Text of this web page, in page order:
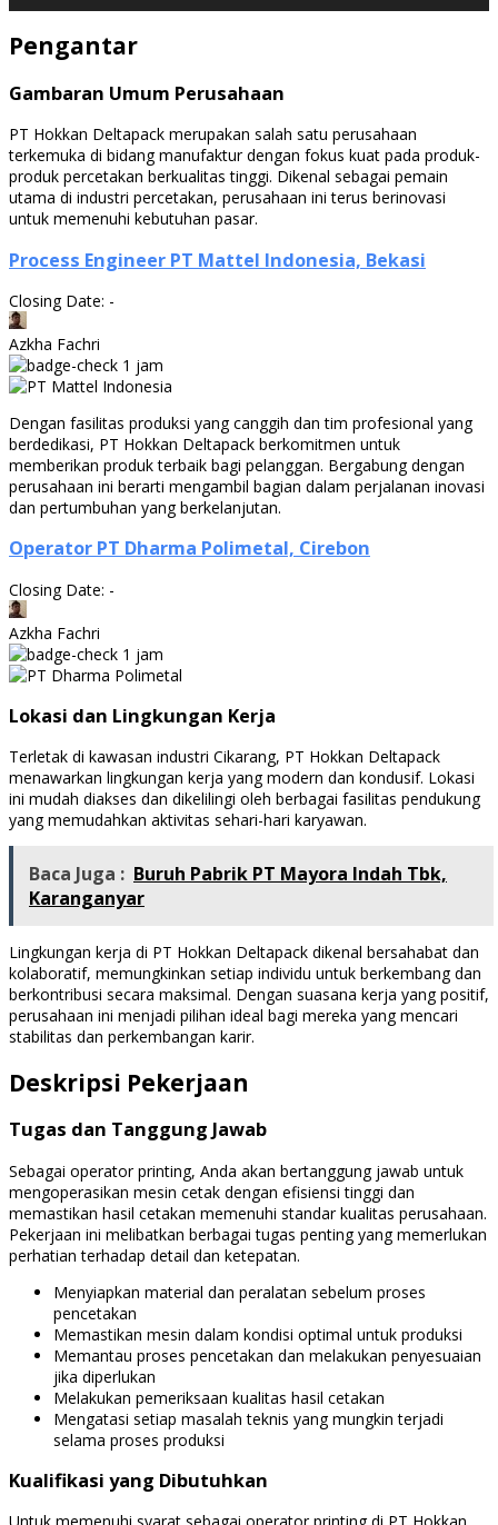
Pengantar
Gambaran Umum Perusahaan
PT Hokkan Deltapack merupakan salah satu perusahaan
terkemuka di bidang manufaktur dengan fokus kuat pada produk-
produk percetakan berkualitas tinggi. Dikenal sebagai pemain
utama di industri percetakan, perusahaan ini terus berinovasi
untuk memenuhi kebutuhan pasar.
Process Engineer PT Mattel Indonesia, Bekasi
Closing Date: -
Azkha Fachri
1 jam
Dengan fasilitas produksi yang canggih dan tim profesional yang
berdedikasi, PT Hokkan Deltapack berkomitmen untuk
memberikan produk terbaik bagi pelanggan. Bergabung dengan
perusahaan ini berarti mengambil bagian dalam perjalanan inovasi
dan pertumbuhan yang berkelanjutan.
Operator PT Dharma Polimetal, Cirebon
Closing Date: -
Azkha Fachri
1 jam
Lokasi dan Lingkungan Kerja
Terletak di kawasan industri Cikarang, PT Hokkan Deltapack
menawarkan lingkungan kerja yang modern dan kondusif. Lokasi
ini mudah diakses dan dikelilingi oleh berbagai fasilitas pendukung
yang memudahkan aktivitas sehari-hari karyawan.
Baca Juga : Buruh Pabrik PT Mayora Indah Tbk,
Karanganyar
Lingkungan kerja di PT Hokkan Deltapack dikenal bersahabat dan
kolaboratif, memungkinkan setiap individu untuk berkembang dan
berkontribusi secara maksimal. Dengan suasana kerja yang positif,
perusahaan ini menjadi pilihan ideal bagi mereka yang mencari
stabilitas dan perkembangan karir.
Deskripsi Pekerjaan
Tugas dan Tanggung Jawab
Sebagai operator printing, Anda akan bertanggung jawab untuk
mengoperasikan mesin cetak dengan efisiensi tinggi dan
memastikan hasil cetakan memenuhi standar kualitas perusahaan.
Pekerjaan ini melibatkan berbagai tugas penting yang memerlukan
perhatian terhadap detail dan ketepatan.
Menyiapkan material dan peralatan sebelum proses
pencetakan
Memastikan mesin dalam kondisi optimal untuk produksi
Memantau proses pencetakan dan melakukan penyesuaian
jika diperlukan
Melakukan pemeriksaan kualitas hasil cetakan
Mengatasi setiap masalah teknis yang mungkin terjadi
selama proses produksi
Kualifikasi yang Dibutuhkan